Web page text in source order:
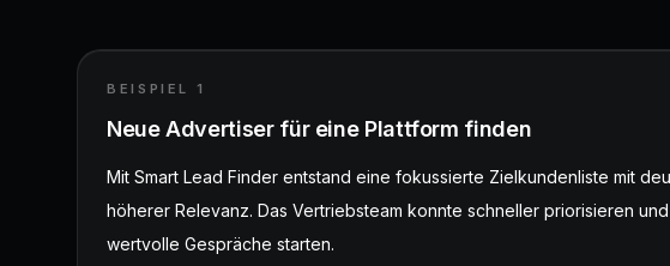
BEISPIEL 1
Neue Advertiser für eine Plattform finden
Mit Smart Lead Finder entstand eine fokussierte Zielkundenliste mit
höherer Relevanz. Das Vertriebsteam konnte schneller priorisieren
wertvolle Gespräche starten.